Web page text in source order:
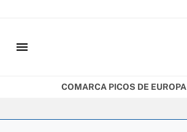
menu
COMARCA PICOS DE EUROPA